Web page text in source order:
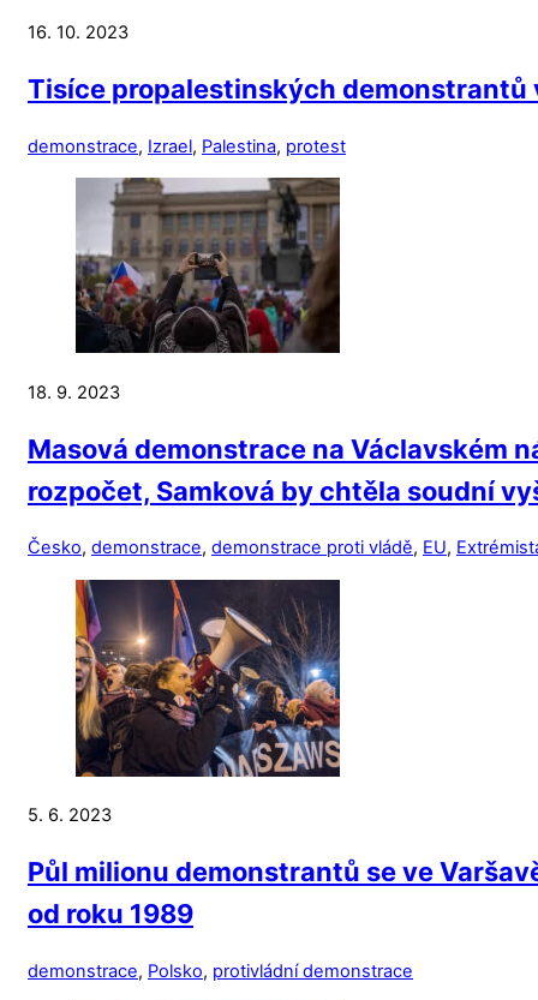
16. 10. 2023
Tisíce propalestinských demonstrantů
demonstrace, Izrael, Palestina, protest
18. 9. 2023
Masová demonstrace na Václavském
rozpočet, Samková by chtěla soudní
Česko, demonstrace, demonstrace proti vládě, EU,
5. 6. 2023
Půl milionu demonstrantů se ve
od roku 1989
demonstrace, Polsko, protivládní demonstrace